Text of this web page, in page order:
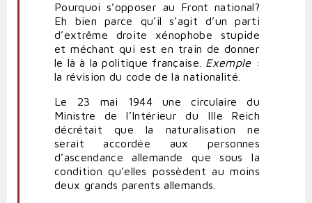
Pourquoi s’opposer au Front national?
Eh bien parce qu’il s’agit d’un parti
d’extrême droite xénophobe stupide
et méchant qui est en train de donner
le là à la politique française. Exemple :
la révision du code de la nationalité.
Le 23 mai 1944 une circulaire du
Ministre de l’Intérieur du IIIe Reich
décrétait que la naturalisation ne
serait accordée aux personnes
d’ascendance allemande que sous la
condition qu’elles possèdent au moins
deux grands parents allemands.